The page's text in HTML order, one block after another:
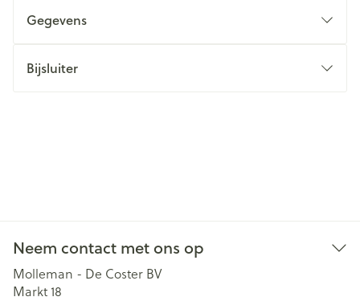
Gegevens
Bijsluiter
Neem contact met ons op
Molleman - De Coster BV
Markt 18